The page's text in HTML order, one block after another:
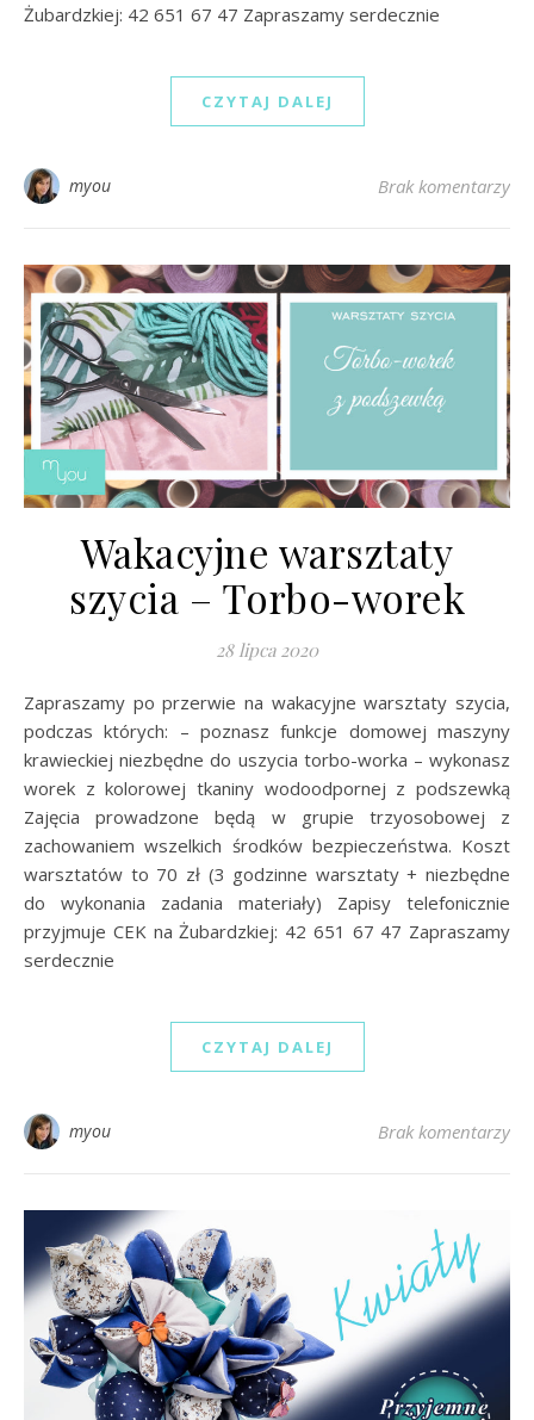
Żubardzkiej: 42 651 67 47 Zapraszamy serdecznie
CZYTAJ DALEJ
myou Brak komentarzy
Wakacyjne warsztaty
szycia – Torbo-worek
28 lipca 2020
Zapraszamy po przerwie na wakacyjne warsztaty szycia,
podczas których: – poznasz funkcje domowej maszyny
krawieckiej niezbędne do uszycia torbo-worka – wykonasz
worek z kolorowej tkaniny wodoodpornej z podszewką
Zajęcia prowadzone będą w grupie trzyosobowej z
zachowaniem wszelkich środków bezpieczeństwa. Koszt
warsztatów to 70 zł (3 godzinne warsztaty + niezbędne
do wykonania zadania materiały) Zapisy telefonicznie
przyjmuje CEK na Żubardzkiej: 42 651 67 47 Zapraszamy
serdecznie
CZYTAJ DALEJ
myou Brak komentarzy